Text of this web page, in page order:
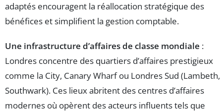
adaptés encouragent la réallocation stratégique des
bénéfices et simplifient la gestion comptable.
Une infrastructure d’affaires de classe mondiale :
Londres concentre des quartiers d’affaires prestigieux
comme la City, Canary Wharf ou Londres Sud (Lambeth,
Southwark). Ces lieux abritent des centres d’affaires
modernes où opèrent des acteurs influents tels que